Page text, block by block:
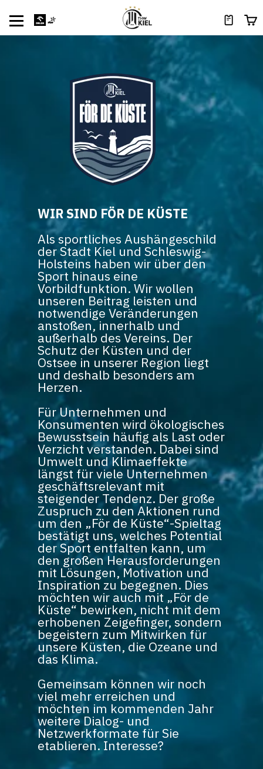
WIR SIND FÖR DE KÜSTE
Als sportliches Aushängeschild
der Stadt Kiel und Schleswig-
Holsteins haben wir über den
Sport hinaus eine
Vorbildfunktion. Wir wollen
unseren Beitrag leisten und
notwendige Veränderungen
anstoßen, innerhalb und
außerhalb des Vereins. Der
Schutz der Küsten und der
Ostsee in unserer Region liegt
und deshalb besonders am
Herzen.
Für Unternehmen und
Konsumenten wird ökologisches
Bewusstsein häufig als Last oder
Verzicht verstanden. Dabei sind
Umwelt und Klimaeffekte
längst für viele Unternehmen
geschäftsrelevant mit
steigender Tendenz. Der große
Zuspruch zu den Aktionen rund
um den „För de Küste“-Spieltag
bestätigt uns, welches Potential
der Sport entfalten kann, um
den großen Herausforderungen
mit Lösungen, Motivation und
Inspiration zu begegnen. Dies
möchten wir auch mit „För de
Küste“ bewirken, nicht mit dem
erhobenen Zeigefinger, sondern
begeistern zum Mitwirken für
unsere Küsten, die Ozeane und
das Klima.
Gemeinsam können wir noch
viel mehr erreichen und
möchten im kommenden Jahr
weitere Dialog- und
Netzwerkformate für Sie
etablieren. Interesse?